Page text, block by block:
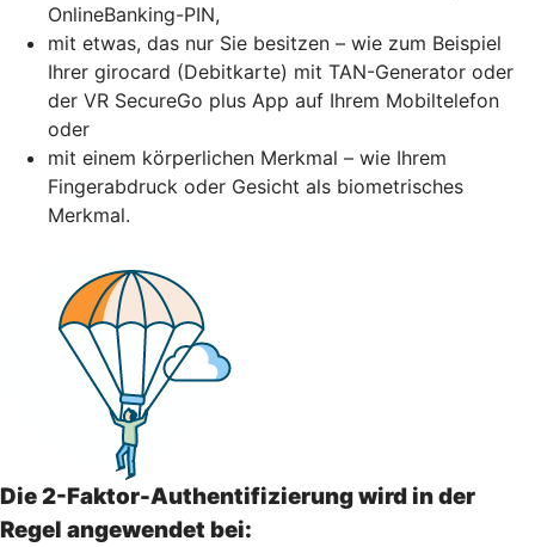
OnlineBanking-PIN,
mit etwas, das nur Sie besitzen – wie zum Beispiel
Ihrer girocard (Debitkarte) mit TAN-Generator oder
der VR SecureGo plus App auf Ihrem Mobiltelefon
oder
mit einem körperlichen Merkmal – wie Ihrem
Fingerabdruck oder Gesicht als biometrisches
Merkmal.
Die 2-Faktor-Authentifizierung wird in der
Regel angewendet bei: